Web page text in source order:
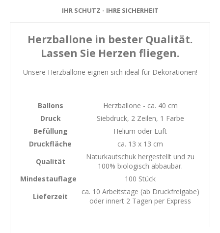
IHR SCHUTZ - IHRE SICHERHEIT
Herzballone in bester Qualität.
Lassen Sie Herzen fliegen.
Unsere Herzballone eignen sich ideal für Dekorationen!
Ballons
Herzballone - ca. 40 cm
Druck
Siebdruck, 2 Zeilen, 1 Farbe
Befüllung
Helium oder Luft
Druckfläche
ca. 13 x 13 cm
Qualität
Naturkautschuk hergestellt und zu
100% biologisch abbaubar.
Mindestauflage
100 Stück
Lieferzeit
ca. 10 Arbeitstage (ab Druckfreigabe)
oder innert 2 Tagen per Express